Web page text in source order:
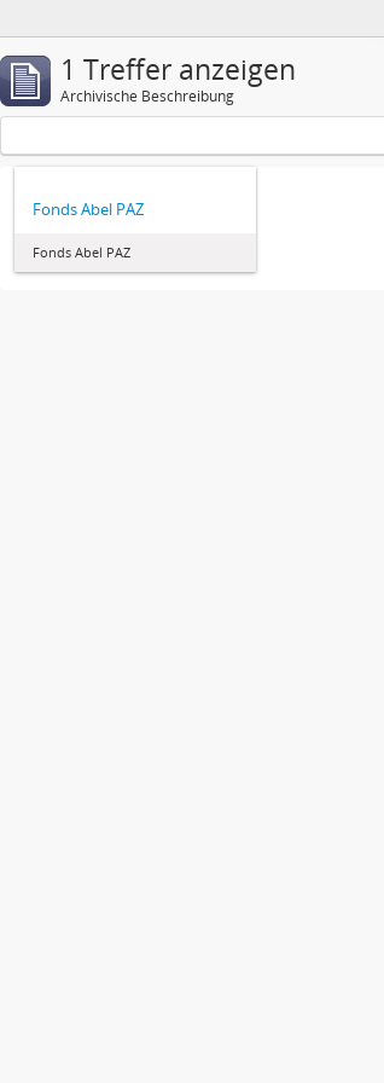
1 Treffer anzeigen
Archivische Beschreibung
Fonds Abel PAZ
Fonds Abel PAZ